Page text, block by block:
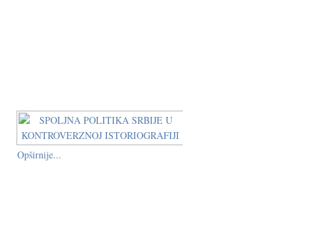
Opširnije...